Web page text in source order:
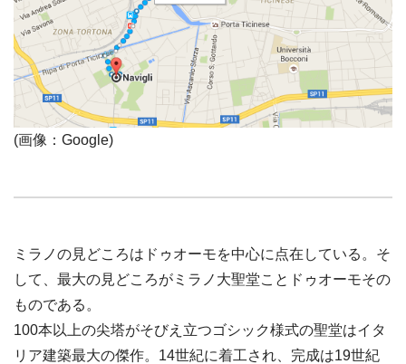
(画像：Google)
ミラノの見どころはドゥオーモを中心に点在している。そ
して、最大の見どころがミラノ大聖堂ことドゥオーモその
ものである。
100本以上の尖塔がそびえ立つゴシック様式の聖堂はイタ
リア建築最大の傑作。14世紀に着工され、完成は19世紀